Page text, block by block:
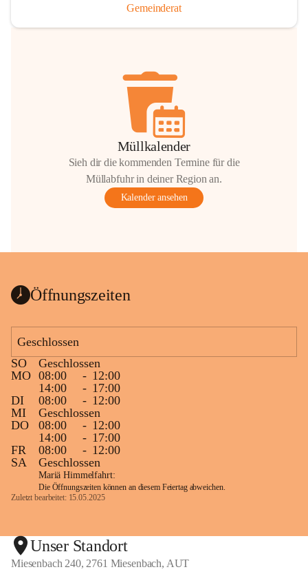
Gemeinderat
Müllkalender
Sieh dir die kommenden Termine für die
Müllabfuhr in deiner Region an.
Kalender ansehen
Öffnungszeiten
Geschlossen
SO
Geschlossen
MO 08:00 - 12:00
14:00
- 17:00
DI
08:00 - 12:00
MI
Geschlossen
DO
08:00 - 12:00
14:00
- 17:00
FR
08:00 - 12:00
SA
Geschlossen
Mariä Himmelfahrt:
Die Öffnungszeiten können an diesem Feiertag abweichen.
Zuletzt bearbeitet: 15.05.2025
Unser Standort
Miesenbach 240, 2761 Miesenbach, AUT